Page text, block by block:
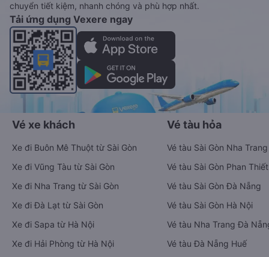
chuyển tiết kiệm, nhanh chóng và phù hợp nhất.
Tải ứng dụng Vexere ngay
Vé xe khách
Xe đi Buôn Mê Thuột từ Sài Gòn
Xe đi Vũng Tàu từ Sài Gòn
Xe đi Nha Trang từ Sài Gòn
Xe đi Đà Lạt từ Sài Gòn
Xe đi Sapa từ Hà Nội
Xe đi Hải Phòng từ Hà Nội
Vé tàu hỏa
Vé tàu Sài Gòn Nha Trang
Vé tàu Sài Gòn Phan Thiết
Vé tàu Sài Gòn Đà Nẵng
Vé tàu Sài Gòn Hà Nội
Vé tàu Nha Trang Đà
Vé tàu Đà Nẵng Huế